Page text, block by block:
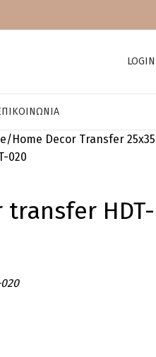
Home Decor Transfer
020
transfer